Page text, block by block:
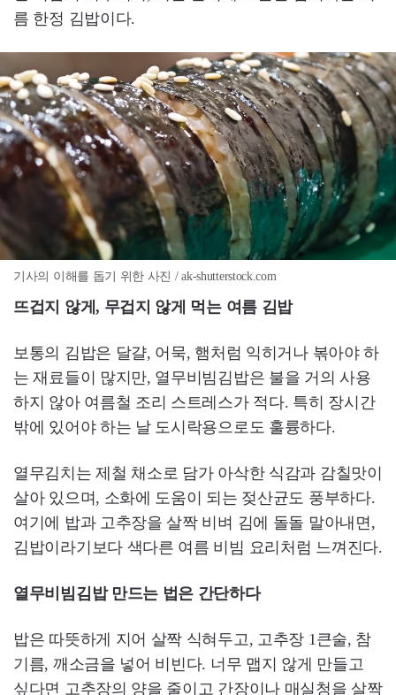
름 한정 김밥이다.
기사의 이해를 돕기 위한 사진 / ak-shutterstock.com
뜨겁지 않게, 무겁지 않게 먹는 여름 김밥
보통의 김밥은 달걀, 어묵, 햄처럼 익히거나 볶아야 하
는 재료들이 많지만, 열무비빔김밥은 불을 거의 사용
하지 않아 여름철 조리 스트레스가 적다. 특히 장시간
밖에 있어야 하는 날 도시락용으로도 훌륭하다.
열무김치는 제철 채소로 담가 아삭한 식감과 감칠맛이
살아 있으며, 소화에 도움이 되는 젖산균도 풍부하다.
여기에 밥과 고추장을 살짝 비벼 김에 돌돌 말아내면,
김밥이라기보다 색다른 여름 비빔 요리처럼 느껴진다.
열무비빔김밥 만드는 법은 간단하다
밥은 따뜻하게 지어 살짝 식혀두고, 고추장 1큰술, 참
기름, 깨소금을 넣어 비빈다. 너무 맵지 않게 만들고
싶다면 고추장의 양을 줄이고 간장이나 매실청을 살짝